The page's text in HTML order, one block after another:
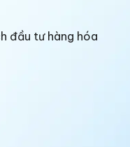
đầu tư hàng hóa